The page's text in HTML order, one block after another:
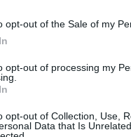
opt-out of the Sale of my
opt-out of processing my
opt-out of Collection, Use,
Data that Is
να πει ότι
πολιτική
που προκαλεί η